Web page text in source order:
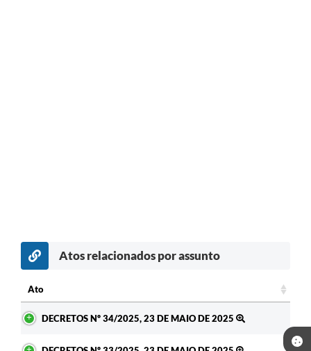
Atos relacionados por assunto
Ato
DECRETOS Nº 34/2025, 23 DE MAIO DE 2025